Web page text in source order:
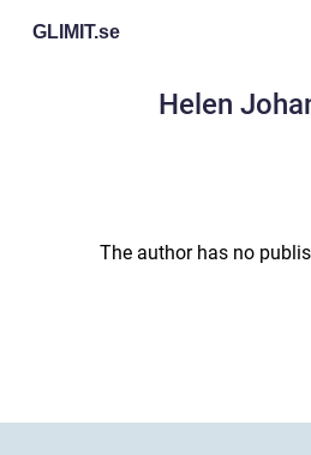
GLIMIT.se
Helen
The author has no